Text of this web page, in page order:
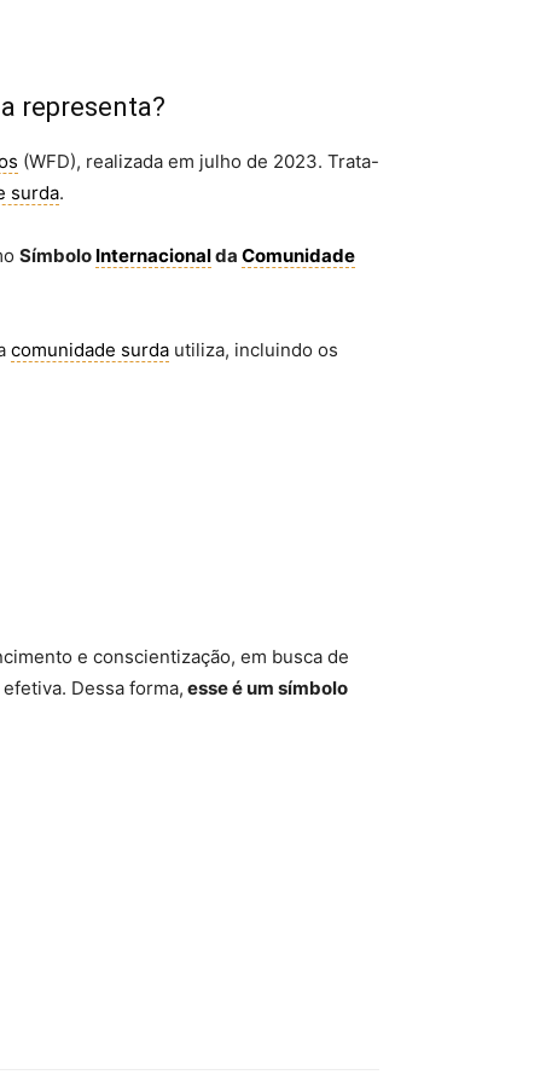
representa?
(WFD), realizada em julho de 2023. Trata-
surda.
Símbolo Internacionalda Comunidade
comunidade surda utiliza, incluindo os
e conscientização, em busca de
efetiva. Dessa forma, esse é um símbolo